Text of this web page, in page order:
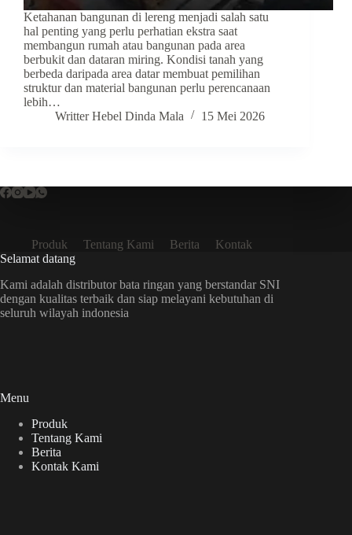
Ketahanan bangunan di lereng menjadi salah satu
hal penting yang perlu perhatian ekstra saat
membangun rumah atau bangunan pada area
berbukit dan dataran miring. Kondisi tanah yang
berbeda daripada area datar membuat pemilihan
struktur dan material bangunan perlu perencanaan
lebih…
Writter Hebel Dinda Mala
15 Mei 2026
Produk Tentang Kami Berita
Kontak
Selamat datang
Kami adalah distributor bata ringan yang berstandar SNI
dengan kualitas terbaik dan siap melayani kebutuhan di
seluruh wilayah indonesia
Menu
Produk
Tentang Kami
Berita
Kontak Kami